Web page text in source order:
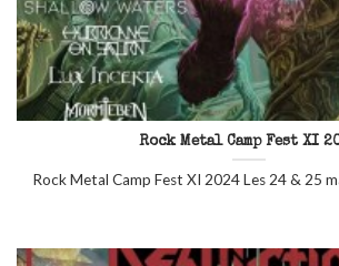
Rock Metal Camp Fest XI
Rock Metal Camp Fest XI 2024 Les 24 & 25